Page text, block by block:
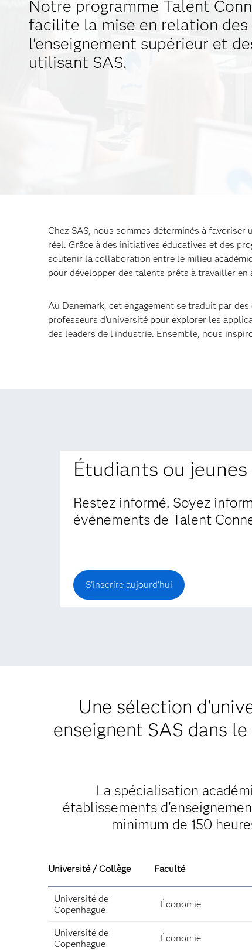
Notre programme Talent
facilite la mise en relation
l'enseignement supérieur et
utilisant SAS.
Chez SAS, nous sommes déterminés à
réel. Grâce à des initiatives éducatives et des
soutenir la collaboration entre le milieu
pour développer des talents prêts à travailler
Au Danemark, cet engagement se traduit par
professeurs d'université pour explorer les
des leaders de l'industrie. Ensemble, nous
Étudiants ou
Restez informé. Soyez
événements de Talent
S'inscrire aujourd'hui
Une sélection
enseignent SAS dans
La spécialisation
établissements
minimum de 150
Université / Collège Faculté
Université de
Copenhague
Économie
Université de
Copenhague
Économie